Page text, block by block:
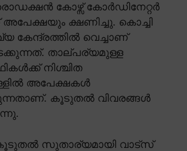
കോഴ്സ് കോർഡിനേറ്റർ
അപേക്ഷയും ക്ഷണിച്ചു. കൊച്ചി
കേന്ദ്രത്തിൽ വെച്ചാണ്
താല്പര്യമുള്ള
നിശ്ചിത
അപേക്ഷകൾ
കൂടുതൽ വിവരങ്ങൾ
സുതാര്യമായി വാട്സ്